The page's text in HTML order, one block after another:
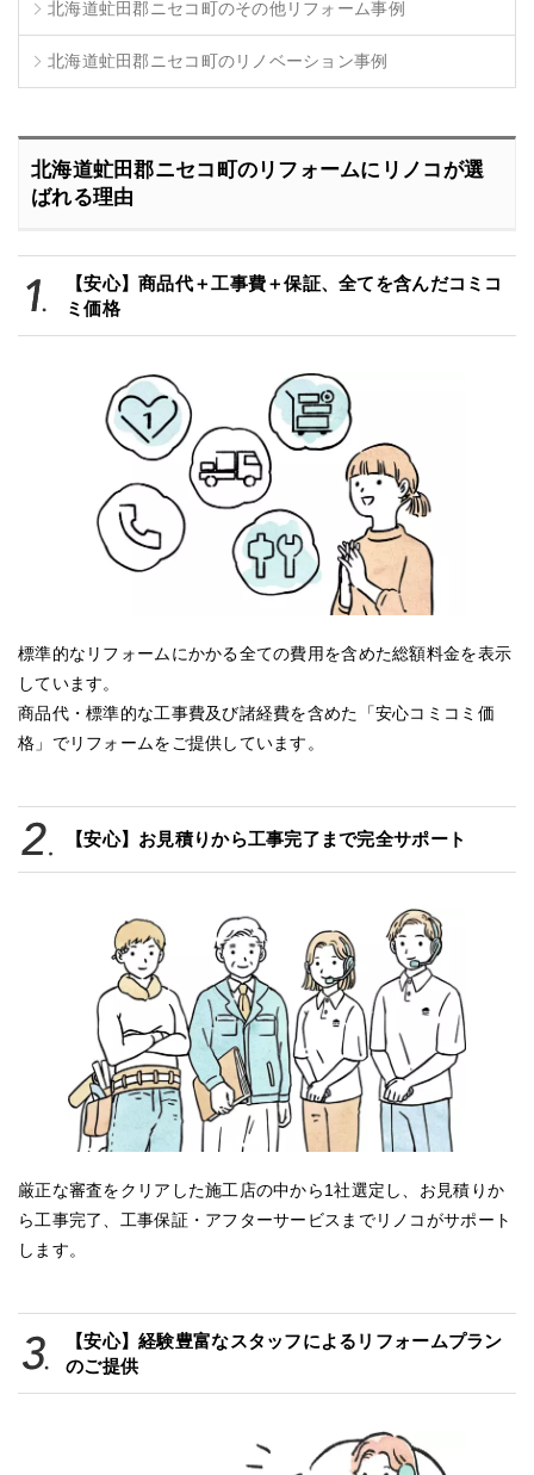
北海道虻田郡ニセコ町のその他リフォーム事例
北海道虻田郡ニセコ町のリノベーション事例
北海道虻田郡ニセコ町のリフォームにリノコが選
ばれる理由
【安心】商品代＋工事費＋保証、全てを含んだコミコ
ミ価格
標準的なリフォームにかかる全ての費用を含めた総額料金を表示
しています。
商品代・標準的な工事費及び諸経費を含めた「安心コミコミ価
格」でリフォームをご提供しています。
【安心】お見積りから工事完了まで完全サポート
厳正な審査をクリアした施工店の中から1社選定し、お見積りか
ら工事完了、工事保証・アフターサービスまでリノコがサポート
します。
【安心】経験豊富なスタッフによるリフォームプラン
のご提供